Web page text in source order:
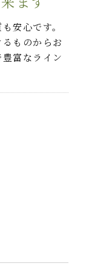
安心です。
ものからお
富なライン